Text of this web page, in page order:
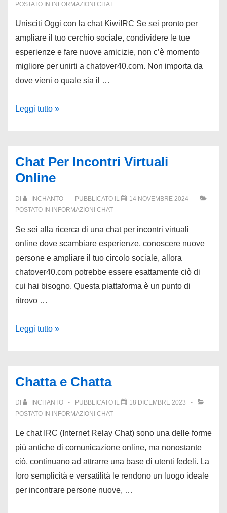
POSTATO IN
INFORMAZIONI CHAT
Unisciti Oggi con la chat KiwiIRC Se sei pronto per
ampliare il tuo cerchio sociale, condividere le tue
esperienze e fare nuove amicizie, non c’è momento
migliore per unirti a chatover40.com. Non importa da
dove vieni o quale sia il …
Chat
a
Noi
Leggi tutto »
Chat Per Incontri Virtuali
Online
DI INCHANTO PUBBLICATO IL
14 NOVEMBRE 2024
POSTATO IN
INFORMAZIONI CHAT
Se sei alla ricerca di una chat per incontri virtuali
online dove scambiare esperienze, conoscere nuove
persone e ampliare il tuo circolo sociale, allora
chatover40.com potrebbe essere esattamente ciò di
cui hai bisogno. Questa piattaforma è un punto di
ritrovo …
Chat
Online
Leggi tutto »
Chatta e Chatta
DI INCHANTO PUBBLICATO IL
18 DICEMBRE 2023
POSTATO IN
INFORMAZIONI CHAT
Le chat IRC (Internet Relay Chat) sono una delle forme
più antiche di comunicazione online, ma nonostante
ciò, continuano ad attrarre una base di utenti fedeli. La
loro semplicità e versatilità le rendono un luogo ideale
per incontrare persone nuove, …